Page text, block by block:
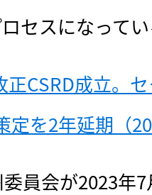
セスになって
正CSRD成立。
定を2年延期（
員会が2023年